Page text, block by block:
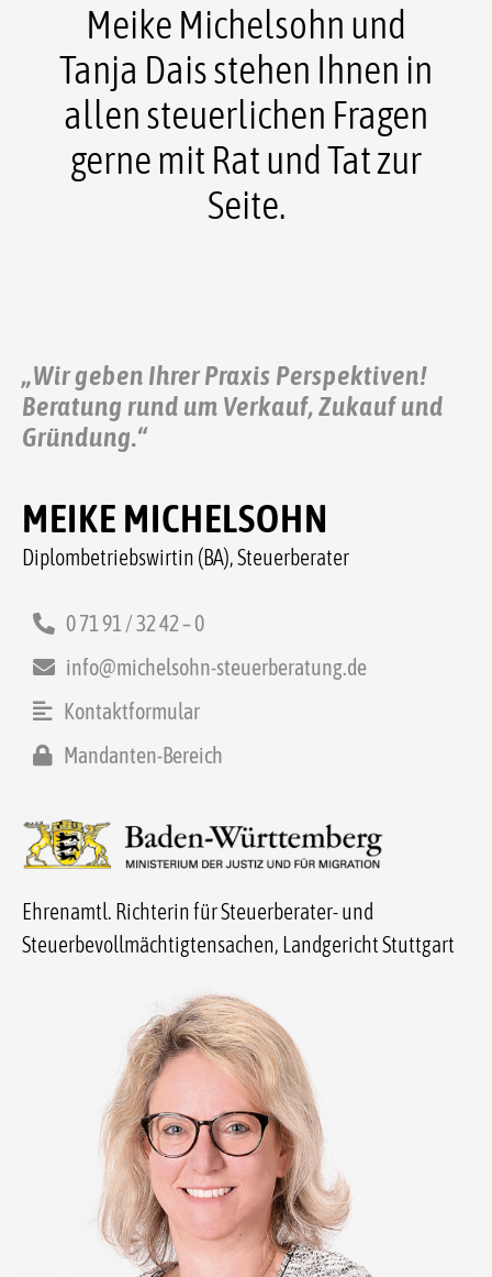
Meike Michelsohn und
Tanja Dais stehen Ihnen in
allen steuerlichen Fragen
gerne mit Rat und Tat zur
Seite.
„Wir geben Ihrer Praxis Perspektiven!
Beratung rund um Verkauf, Zukauf und
Gründung.“
MEIKE MICHELSOHN
Diplombetriebswirtin (BA), Steuerberater
0 71 91 / 32 42 – 0
info@michelsohn-steuerberatung.de
Kontaktformular
Mandanten-Bereich
Ehrenamtl. Richterin für Steuerberater- und
Steuerbevollmächtigtensachen, Landgericht Stuttgart